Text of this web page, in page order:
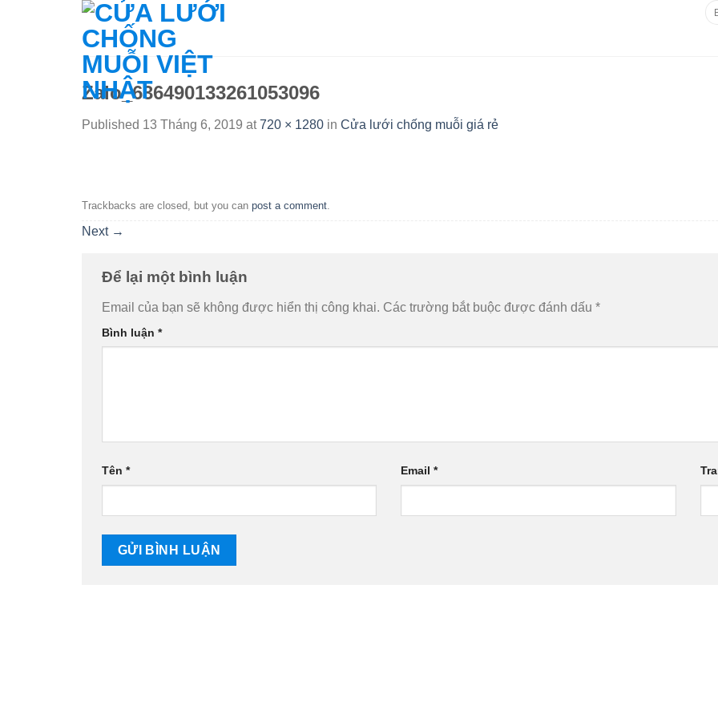
Zalo_636490133261053096
Published 13 Tháng 6, 2019 at720 × 1280 in Cửa lưới chống muỗi giá rẻ
Trackbacks are closed, but you can post a comment.
Next →
Để lại một bình luận
Email của bạn sẽ không được hiển thị công khai. Các trường bắt buộc được đánh dấu *
Bình luận *
Tên * Email*